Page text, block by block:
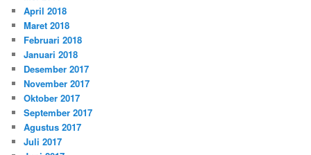
April 2018
Maret 2018
Februari 2018
Januari 2018
Desember 2017
November 2017
Oktober 2017
September 2017
Agustus 2017
Juli 2017